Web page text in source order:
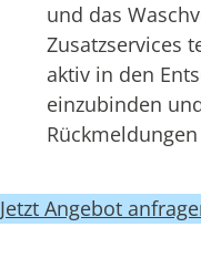
und das
Zusatzservices
aktiv in den
einzubinden
Jetzt Angebot